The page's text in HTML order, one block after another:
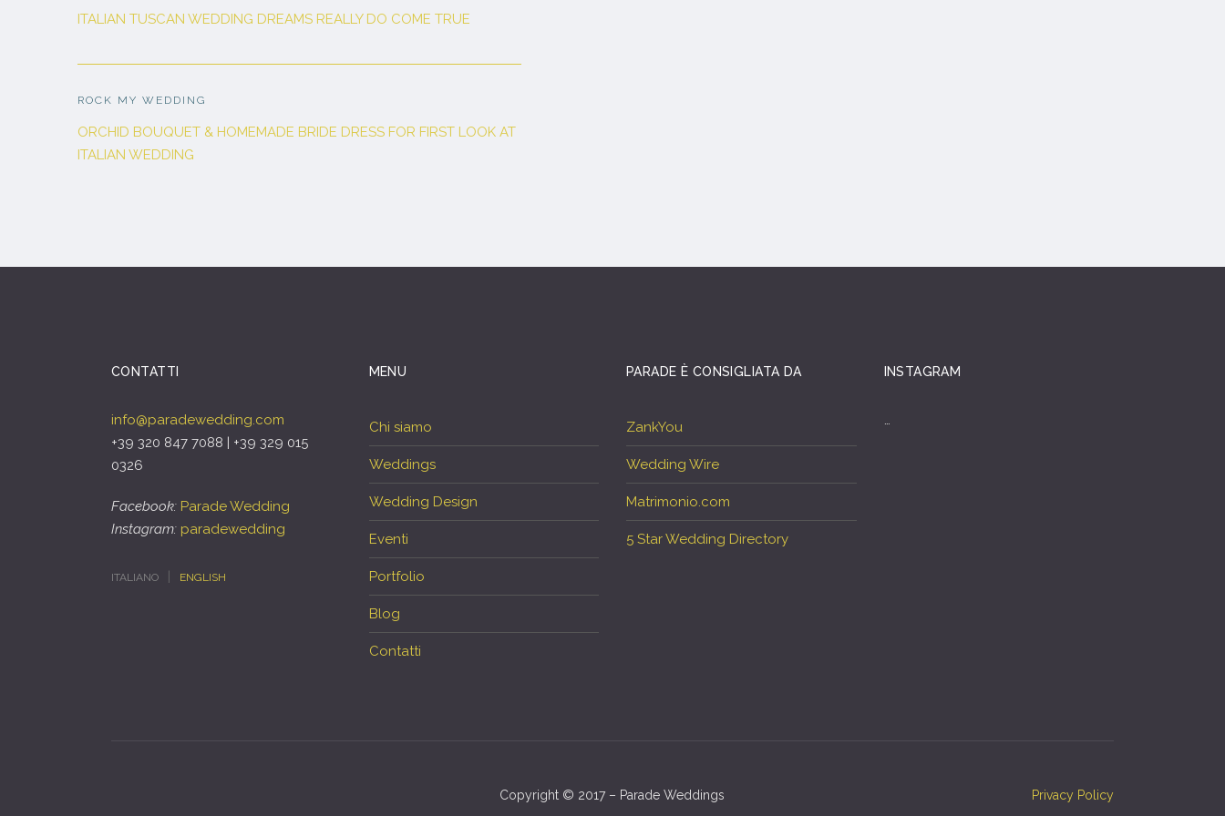
ITALIAN TUSCAN WEDDING DREAMS REALLY DO COME TRUE
ROCK MY WEDDING
ORCHID BOUQUET & HOMEMADE BRIDE DRESS FOR FIRST LOOK AT
ITALIAN WEDDING
CONTATTI
info@paradewedding.com
+39 320 847 7088 | +39 329 015
0326
Facebook: Parade Wedding
Instagram: paradewedding
ITALIANO ENGLISH
MENU
Chi siamo
Weddings
Wedding Design
Eventi
Portfolio
Blog
Contatti
PARADE È CONSIGLIATA DA
ZankYou
Wedding Wire
Matrimonio.com
5 Star Wedding Directory
INSTAGRAM
…
Copyright © 2017 – Parade Weddings Privacy Policy